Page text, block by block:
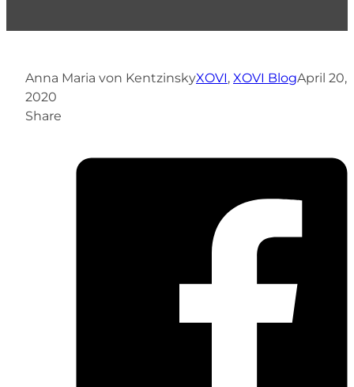
Anna Maria von KentzinskyXOVI, XOVI BlogApril 20,
2020
Share